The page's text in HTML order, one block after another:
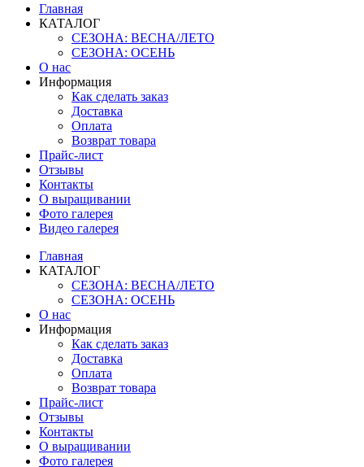
Главная
КАТАЛОГ
СЕЗОНА: ВЕСНА/ЛЕТО
СЕЗОНА: ОСЕНЬ
О нас
Информация
Как сделать заказ
Доставка
Оплата
Возврат товара
Прайс-лист
Отзывы
Контакты
О выращивании
Фото галерея
Видео галерея
Главная
КАТАЛОГ
СЕЗОНА: ВЕСНА/ЛЕТО
СЕЗОНА: ОСЕНЬ
О нас
Информация
Как сделать заказ
Доставка
Оплата
Возврат товара
Прайс-лист
Отзывы
Контакты
О выращивании
Фото галерея